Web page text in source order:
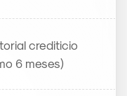
crediticio
6 meses)